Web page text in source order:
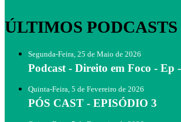
ÚLTIMOS PODCASTS
Segunda-Feira, 25 de Maio de 2026
Podcast - Direito em Foco - Ep
Quinta-Feira, 5 de Fevereiro de 2026
PÓS CAST - EPISÓDIO 3